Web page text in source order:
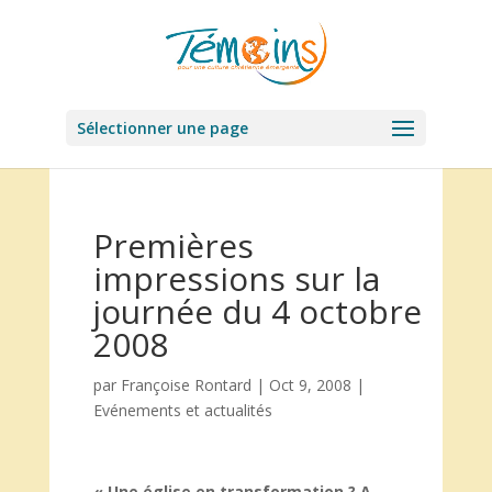
Sélectionner une page
Premières
impressions sur la
journée du 4 octobre
2008
par Françoise Rontard | Oct 9, 2008 |
Evénements et actualités